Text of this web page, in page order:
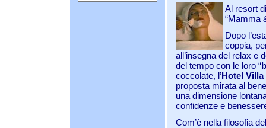
Al resort
“Mamma
Dopo
coppia,
all’insegna del relax e
del tempo con le loro “
coccolate, l’Hotel
proposta mirata al
una dimensione
confidenze e
Com’è nella filosofia